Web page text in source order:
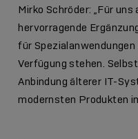
Mirko Schröder: „Für
hervorragende
für
Verfügung stehen.
Anbindung älterer IT-
modernsten Produkten